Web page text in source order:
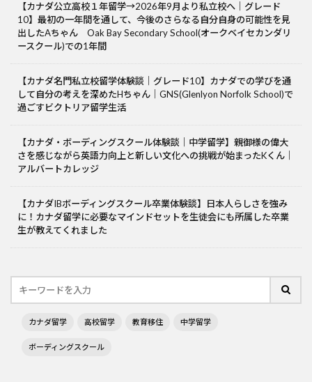
【カナダ公立高校１年留学→2026年9月より私立校へ｜グレード
10】最初の一年間を通して、今後のさらなる自分自身の可能性を見
出したAちゃん Oak Bay Secondary School(オークベイセカンダリ
ースクール)での1年間
【カナダ名門私立校留学体験談｜グレード10】カナダでの学びを通
して自分の考えを深めたHちゃん｜GNS(Glenlyon Norfolk School)で
過ごすビクトリア留学生活
【カナダ・ボーディングスクール体験談｜中学留学】親御様の偉大
さを感じながら英語力向上と新しい文化への挑戦が始まったKくん｜
アルバートカレッジ
【カナダIBボーディングスクール卒業体験談】日本人らしさを強み
に！カナダ留学に必要なマインドセットを生徒会にも所属した卒業
生が教えてくれました
カナダ留学 高校留学 教育移住 中学留学
ボーディングスクール